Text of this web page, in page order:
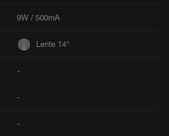
9W / 500mA
Lente 14°
-
-
-